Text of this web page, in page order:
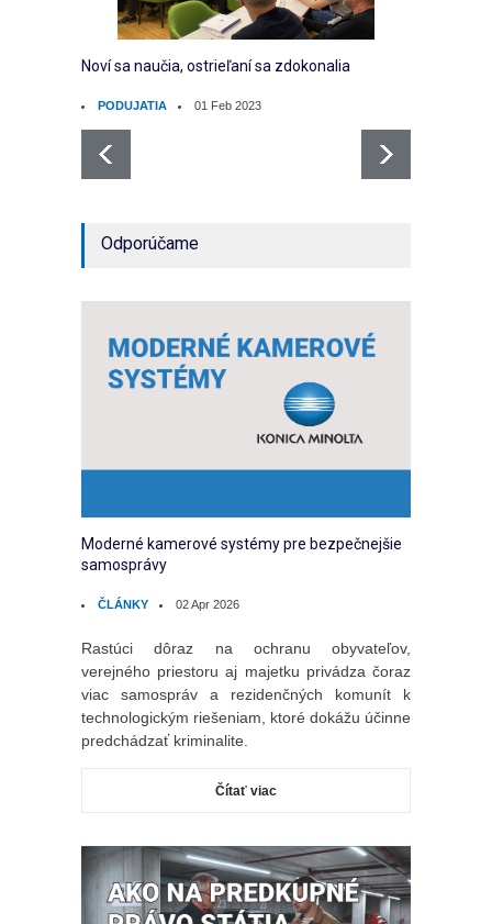
Noví sa naučia, ostrieľaní sa zdokonalia
PODUJATIA 01 Feb 2023
Odporúčame
Moderné kamerové systémy pre bezpečnejšie
samosprávy
ČLÁNKY 02 Apr 2026
Rastúci dôraz na ochranu obyvateľov,
verejného priestoru aj majetku privádza čoraz
viac samospráv a rezidenčných komunít k
technologickým riešeniam, ktoré dokážu účinne
predchádzať kriminalite.
Čítať viac